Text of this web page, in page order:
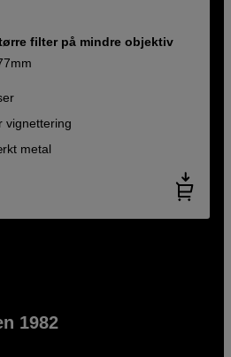
filter på mindre objektiv
vignettering
metal
1982